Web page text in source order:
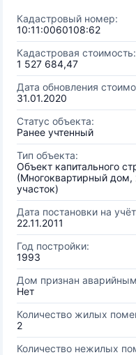
Кадастровый номер:
10:11:0060108:62
Кадастровая стоимость:
1 527 684,47
Дата обновления
31.01.2020
Статус объекта:
Ранее учтенный
Тип объекта:
Объект капитального
(Многоквартирный
участок)
Дата постановки на
22.11.2011
Год постройки:
1993
Дом признан
Нет
Количество жилых
2
Количество нежилых